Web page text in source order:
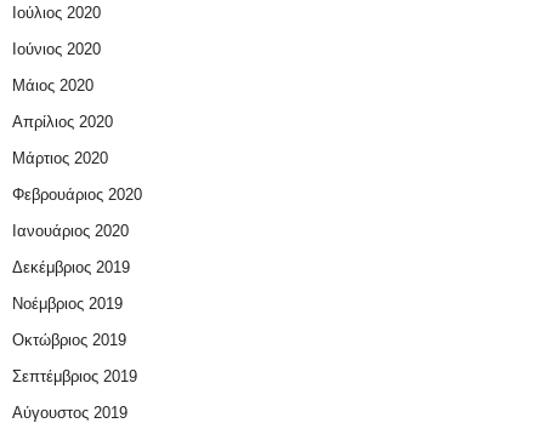
Ιούλιος 2020
Ιούνιος 2020
Μάιος 2020
Απρίλιος 2020
Μάρτιος 2020
Φεβρουάριος 2020
Ιανουάριος 2020
Δεκέμβριος 2019
Νοέμβριος 2019
Οκτώβριος 2019
Σεπτέμβριος 2019
Αύγουστος 2019